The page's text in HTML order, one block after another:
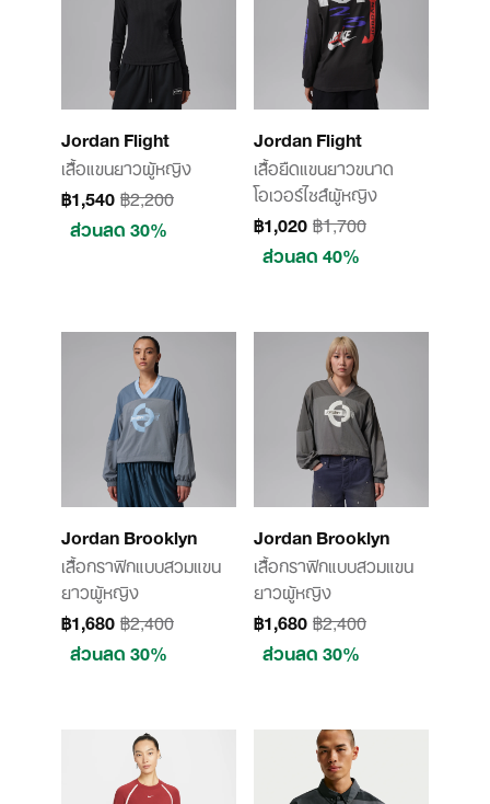
Jordan Flight
เสื้อแขนยาวผู้หญิง
฿1,540฿2,200
ส่วนลด 30%
Jordan Flight
เสื้อยืดแขนยาวขนาด
โอเวอร์ไซส์ผู้หญิง
฿1,020฿1,700
ส่วนลด 40%
Jordan Brooklyn
เสื้อกราฟิกแบบสวมแขน
ยาวผู้หญิง
฿1,680฿2,400
ส่วนลด 30%
Jordan Brooklyn
เสื้อกราฟิกแบบสวมแขน
ยาวผู้หญิง
฿1,680฿2,400
ส่วนลด 30%